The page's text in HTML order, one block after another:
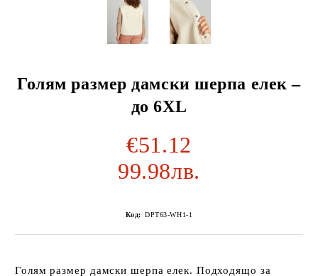
Голям размер дамски шерпа елек –
до 6XL
€51.12
99.98лв.
Код: DPT63-WH1-1
Голям размер дамски шерпа елек. Подходящо за